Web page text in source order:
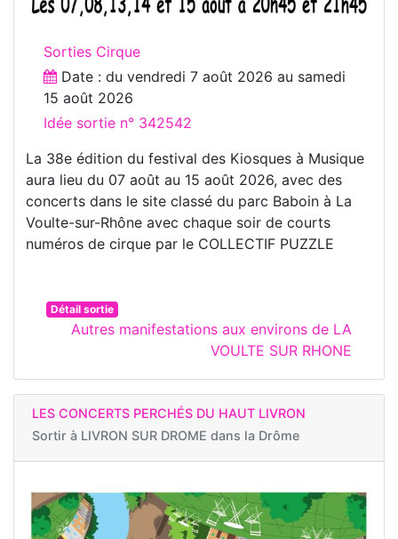
Sorties Cirque
Date : du vendredi 7 août 2026 au samedi
15 août 2026
Idée sortie n° 342542
La 38e édition du festival des Kiosques à Musique
aura lieu du 07 août au 15 août 2026, avec des
concerts dans le site classé du parc Baboin à La
Voulte-sur-Rhône avec chaque soir de courts
numéros de cirque par le COLLECTIF PUZZLE
Détail sortie
Autres manifestations aux environs de LA
VOULTE SUR RHONE
LES CONCERTS PERCHÉS DU HAUT LIVRON
Sortir à LIVRON SUR DROME dans la Drôme